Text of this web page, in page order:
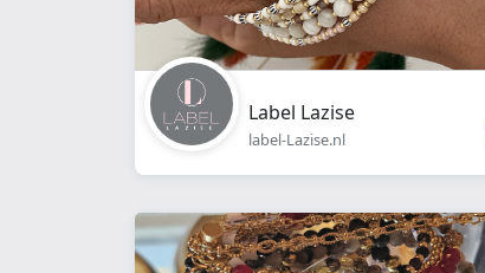
Label Lazise
label-Lazise.nl